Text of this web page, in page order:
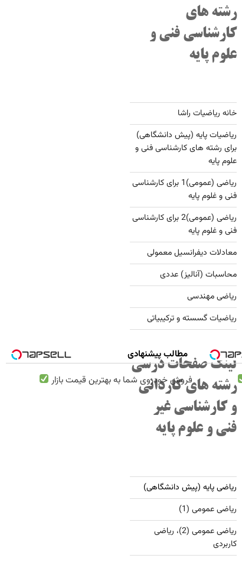
مطالب پیشنهادی
فروش خودروی شما به بهترین قیمت بازار
رشته های
کارشناسی فنی و
علوم پایه
خانه ریاضیات راشا
ریاضیات پایه (پیش دانشگاهی)
برای رشته های کارشناسی فنی و
علوم پایه
ریاضی (عمومی)1 برای کارشناسی
فنی و غلوم پایه
ریاضی (عمومی)2 برای کارشناسی
فنی و غلوم پایه
معادلات دیفرانسیل معمولی
محاسبات (آنالیز) عددی
ریاضی مهندسی
ریاضیات گسسته و ترکیبیاتی
لینک صفحات درسی
رشته های کاردانی
و کارشناسی غیر
فنی و علوم پایه
ریاضی پایه (پیش دانشگاهی)
ریاضی عمومی (1)
ریاضی عمومی (2)، ریاضی
کاربردی